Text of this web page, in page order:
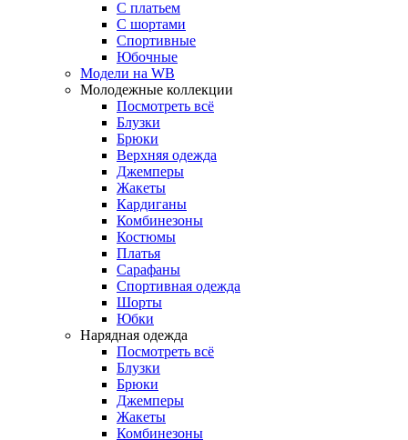
С платьем
С шортами
Спортивные
Юбочные
Модели на WB
Молодежные коллекции
Посмотреть всё
Блузки
Брюки
Верхняя одежда
Джемперы
Жакеты
Кардиганы
Комбинезоны
Костюмы
Платья
Сарафаны
Спортивная одежда
Шорты
Юбки
Нарядная одежда
Посмотреть всё
Блузки
Брюки
Джемперы
Жакеты
Комбинезоны